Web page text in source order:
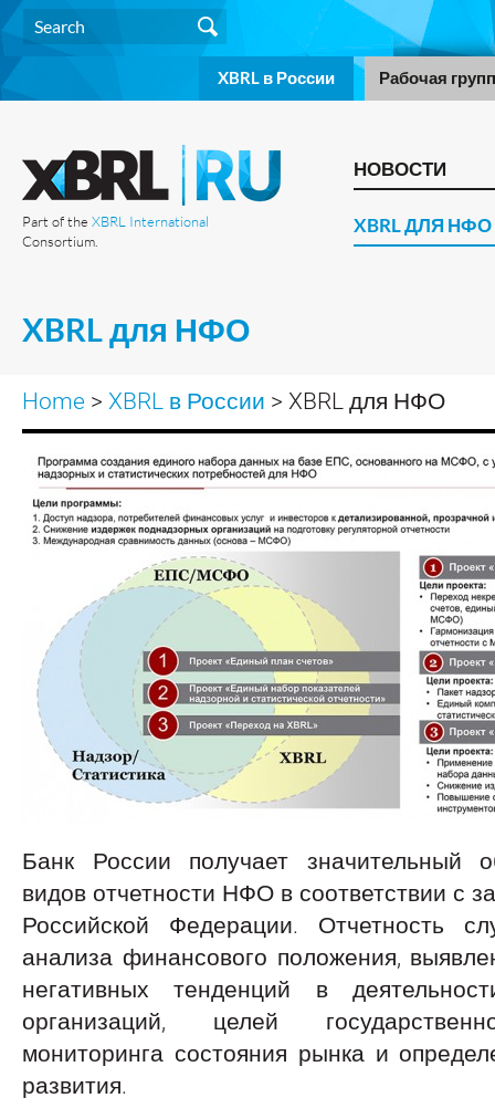
XBRL в России Рабочая
Part of the XBRL International
Consortium.
НОВОСТИ
XBRL ДЛЯ НФО
XBRL для НФО
Home > XBRL в России > XBRL для НФО
Банк России получает значительный
видов отчетности НФО в соответствии с
Российской Федерации. Отчетность
анализа финансового положения,
негативных тенденций в
организаций, целей
мониторинга состояния рынка и
развития.